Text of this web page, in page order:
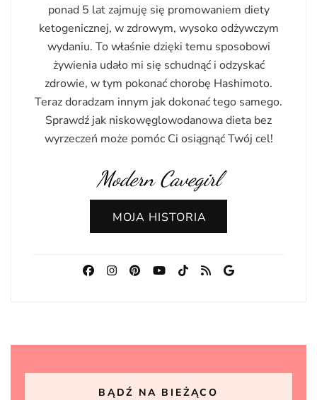
ponad 5 lat zajmuję się promowaniem diety
ketogenicznej, w zdrowym, wysoko odżywczym
wydaniu. To właśnie dzięki temu sposobowi
żywienia udało mi się schudnąć i odzyskać
zdrowie, w tym pokonać chorobę Hashimoto.
Teraz doradzam innym jak dokonać tego samego.
Sprawdź jak niskowęglowodanowa dieta bez
wyrzeczeń może pomóc Ci osiągnąć Twój cel!
Modern Cavegirl
MOJA HISTORIA
BĄDŹ NA BIEŻĄCO